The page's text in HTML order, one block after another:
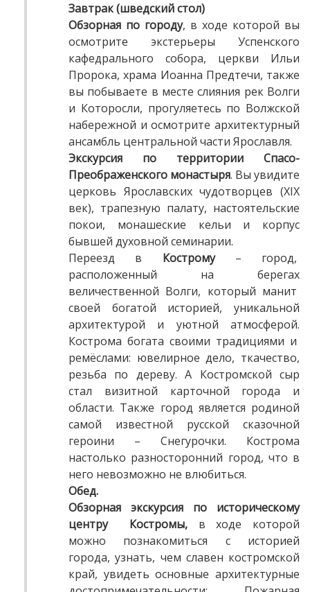
Завтрак (шведский стол)
Обзорная по городу, в ходе которой вы
осмотрите экстерьеры Успенского
кафедрального собора, церкви Ильи
Пророка, храма Иоанна Предтечи, также
вы побываете в месте слияния рек Волги
и Которосли, прогуляетесь по Волжской
набережной и осмотрите архитектурный
ансамбль центральной части Ярославля.
Экскурсия по территории Спасо-
Преображенского монастыря. Вы увидите
церковь Ярославских чудотворцев (XIX
век), трапезную палату, настоятельские
покои, монашеские кельи и корпус
бывшей духовной семинарии.
Переезд в Кострому– город,
расположенный на берегах
величественной Волги, который манит
своей богатой историей, уникальной
архитектурой и уютной атмосферой.
Кострома богата своими традициями и
ремёслами: ювелирное дело, ткачество,
резьба по дереву. А Костромской сыр
стал визитной карточной города и
области. Также город является родиной
самой известной русской сказочной
героини – Снегурочки. Кострома
настолько разносторонний город, что в
него невозможно не влюбиться.
Обед.
Обзорная экскурсия по историческому
центру Костромы, в ходе которой
можно познакомиться с историей
города, узнать, чем славен костромской
край, увидеть основные архитектурные